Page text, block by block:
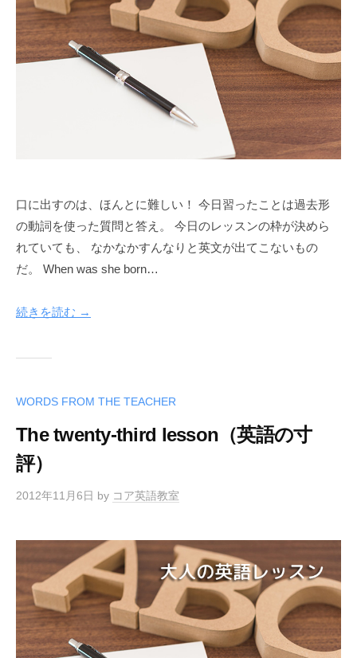
口に出すのは、ほんとに難しい！ 今日習ったことは過去形
の動詞を使った質問と答え。 今日のレッスンの枠が決めら
れていても、 なかなかすんなりと英文が出てこないもの
だ。 When was she born…
続きを読む →
WORDS FROM THE TEACHER
The twenty-third lesson（英語の寸
評）
2012年11月6日 by コア英語教室